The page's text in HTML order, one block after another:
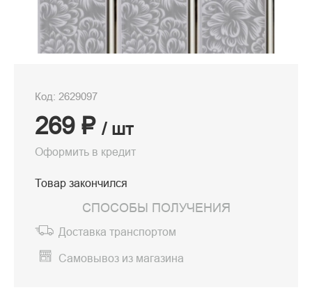
Код: 2629097
269 ₽ / шт
Оформить в кредит
Товар закончился
СПОСОБЫ ПОЛУЧЕНИЯ
Доставка транспортом
Самовывоз из магазина